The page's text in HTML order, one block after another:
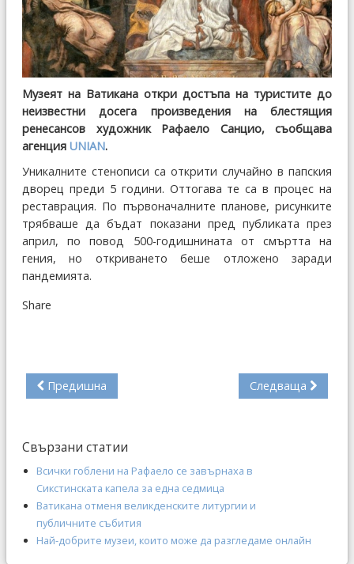
Музеят на Ватикана откри достъпа на туристите до
неизвестни досега произведения на блестящия
ренесансов художник Рафаело Санцио, съобщава
агенция UNIAN.
Уникалните стенописи са открити случайно в папския
дворец преди 5 години. Оттогава те са в процес на
реставрация. По първоначалните планове, рисунките
трябваше да бъдат показани пред публиката през
април, по повод 500-годишнината от смъртта на
гения, но откриването беше отложено заради
пандемията.
Share
Предишна Следваща
Свързани статии
Всички гоблени на Рафаело се завърнаха в
Сикстинската капела за една седмица
Ватикана отменя великденските литургии и
публичните събития
Най-добрите музеи, които може да разгледаме онлайн